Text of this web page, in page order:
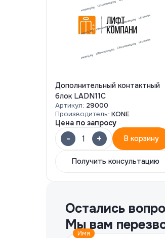
Дополнительный контактный
блок LADN11C
Артикул: 29000
Производитель: KONE
Цена по запросу
- 1 + В корзину
Получить консультацию
Остались
Мы вам
Имя